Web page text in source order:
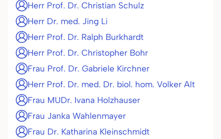
Herr Prof. Dr. Christian Schulz
Herr Dr. med. Jing Li
Herr Prof. Dr. Ralph Burkhardt
Herr Prof. Dr. Christopher Bohr
Frau Prof. Dr. Gabriele Kirchner
Herr Prof. Dr. med. Dr. biol. hom. Volker Alt
Frau MUDr. Ivana Holzhauser
Frau Janka Wahlenmayer
Frau Dr. Katharina Kleinschmidt